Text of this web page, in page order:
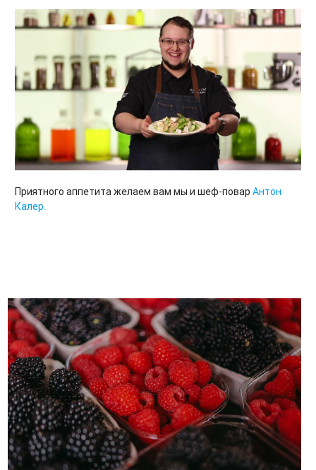
Приятного аппетита желаем вам мы и шеф-повар Антон
Калер.